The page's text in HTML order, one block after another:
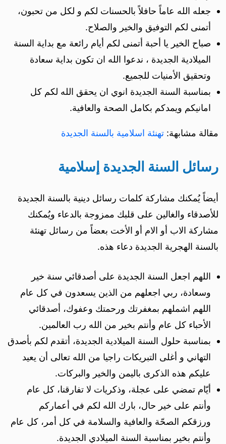
جعله الله عاماً حافلاً بالحسنات لكم و لكل من تحبون،
أتمنى لكم التوفيق والخير والصلاح.
صباح الخير يا أحبة أتمنى لكم أيام رائعة مع بداية السنة
الميلادية الجديدة ، ندعوا الله ان تكون بداية سعادة
وتحقيق الأمنيات للجميع.
بمناسبة السنة الجديدة انوي ان يحقق الله لكم كل
امانيكم ويمدكم بكامل الصحة والعافية.
مقالة مشابهة: تهنئة اسلامية بالسنة الجديدة
رسائل السنة الجديدة إسلامية
أيضاً يُمكنك مشاركة كلمات رسائل دينية بالسنة الجديدة
للأصدقاء والغالين على قلبك ممزوجة بالدعاء ويُمكنك
مشاركة الاب أو الام أو الأخت بعضاً من رسائل تهنئة
بالسنة الهجرية الجديدة دعاء هذه.
اللهم اجعل السنة الجديدة على أصدقائي سنة خير
وسعادة، ربي اجعلهم من الذين يسعدون في كل عام
اللهم اشملهم بمغفرتك ورحمتك وعفوك، أصدقائي
الأحباء كل عام وأنتم بخير من الله رب العالمين.
بمناسبة حلول السنة الميلادية الجديدة، أتقدم لكم بأصدق
التهاني و أغلى التبريكات راجيا من الله تعالى أن يعيد
عليكم هذه الذكرى باليمن والخير والبركات.
أيّام تمضي على عجلة، وذكريات لا تفارقنا، كل عام
وأنتم على خير حال، بارك الله لكم في أعماركم
ورزقكم الصحّة والعافية والسلامة في كل أمر، كل عام
وأنتم بخير بمناسبة السنة الميلادي الجديدة.